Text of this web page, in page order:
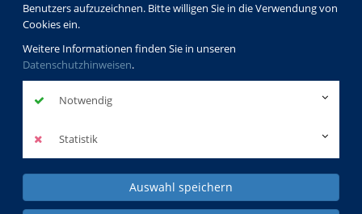
Benutzers aufzuzeichnen. Bitte willigen Sie in die Verwendung von
Cookies ein.
Weitere Informationen finden Sie in unseren
Datenschutzhinweisen.
Notwendig
Statistik
Auswahl speichern
Kursorte